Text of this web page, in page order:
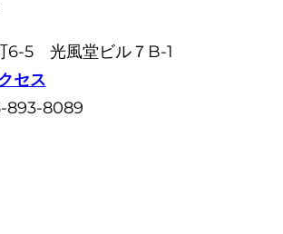
6-5 光風堂ビル７B-1
セス
893-8089